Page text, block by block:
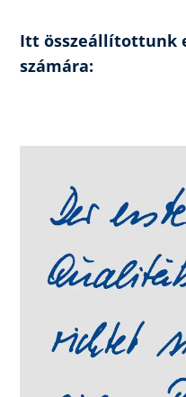
Itt összeállítottunk
számára: